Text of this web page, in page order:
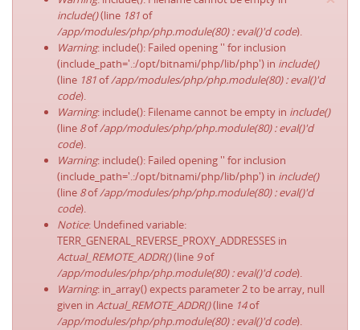
include()(line 181of
/app/modules/php/php.module(80) : eval()'d code).
Warning: include(): Failed opening '' for inclusion
(include_path='.:/opt/bitnami/php/lib/php') in include()
(line 181of/app/modules/php/php.module(80) : eval()'d
code).
Warning: include(): Filename cannot be empty in include()
(line 8of/app/modules/php/php.module(80) : eval()'d
code).
Warning: include(): Failed opening '' for inclusion
(include_path='.:/opt/bitnami/php/lib/php') in include()
(line 8of/app/modules/php/php.module(80) : eval()'d
code).
Notice: Undefined variable:
TERR_GENERAL_REVERSE_PROXY_ADDRESSES in
Actual_REMOTE_ADDR()(line 9of
/app/modules/php/php.module(80) : eval()'d code).
Warning: in_array() expects parameter 2 to be array, null
given in Actual_REMOTE_ADDR()(line 14of
/app/modules/php/php.module(80) : eval()'d code).